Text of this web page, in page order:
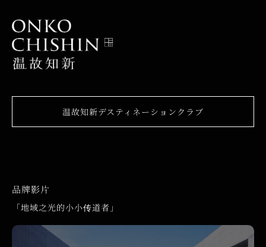
温故知新デスティネーションクラブ
品牌影片
「地域之光的小小传道者」